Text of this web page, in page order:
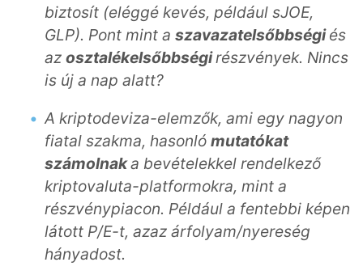
biztosít (eléggé kevés, például sJOE,
GLP). Pont mint a szavazatelsőbbségiés
az osztalékelsőbbségirészvények. Nincs
is új a nap alatt?
A kriptodeviza-elemzők, ami egy nagyon
fiatal szakma, hasonló mutatókat
számolnaka bevételekkel rendelkező
kriptovaluta-platformokra, mint a
részvénypiacon. Például a fentebbi képen
látott P/E-t, azaz árfolyam/nyereség
hányadost.